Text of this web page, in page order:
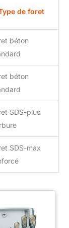
de foret
béton
béton
SDS-plus
SDS-max